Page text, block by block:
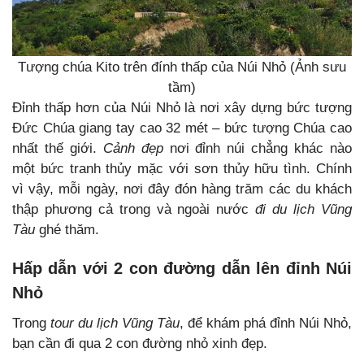
Tượng chúa Kito trên đính thấp của Núi Nhỏ (Ảnh sưu
tầm)
Đỉnh thấp hơn của Núi Nhỏ là nơi xây dựng bức tượng
Đức Chúa giang tay cao 32 mét – bức tượng Chúa cao
nhất thế giới. Cảnh đẹpnơi đỉnh núi chẳng khác nào
một bức tranh thủy mặc với sơn thủy hữu tình. Chính
vì vậy, mỗi ngày, nơi đây đón hàng trăm các du khách
thập phương cả trong và ngoài nướcđi du lịch Vũng
Tàu ghé thăm.
Hấp dẫn với 2 con đường dẫn lên đỉnh Núi
Nhỏ
Trong tour du lịch Vũng Tàu, để khám phá đỉnh Núi Nhỏ,
bạn cần đi qua 2 con đường nhỏ xinh đẹp.